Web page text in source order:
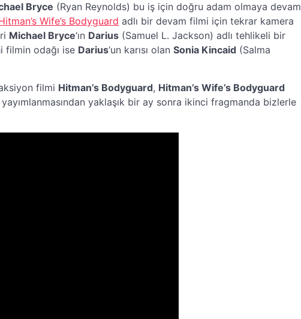
Bryce (Ryan Reynolds) bu iş için doğru adam olmaya devam
Wife’s Bodyguard adlı bir devam filmi için tekrar kamera
Michael Bryce‘ın Darius (Samuel L. Jackson) adlı tehlikeli bir
filmin odağı ise Darius‘un karısı olanSonia Kincaid (Salma
filmi Hitman’s Bodyguard, Hitman’s Wife’s Bodyguard
yaklaşık bir ay sonra ikinci fragmanda bizlerle